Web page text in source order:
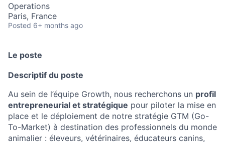
Operations
Paris, France
Posted 6+ months ago
Le poste
Descriptif du poste
Au sein de l’équipe Growth, nous recherchons un profil
entrepreneurial et stratégique pour piloter la mise en
place et le déploiement de notre stratégie GTM (Go-
To-Market) à destination des professionnels du monde
animalier : éleveurs, vétérinaires, éducateurs canins,